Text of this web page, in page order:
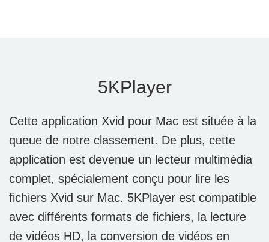
5KPlayer
Cette application Xvid pour Mac est située à la
queue de notre classement. De plus, cette
application est devenue un lecteur multimédia
complet, spécialement conçu pour lire les
fichiers Xvid sur Mac. 5KPlayer est compatible
avec différents formats de fichiers, la lecture
de vidéos HD, la conversion de vidéos en